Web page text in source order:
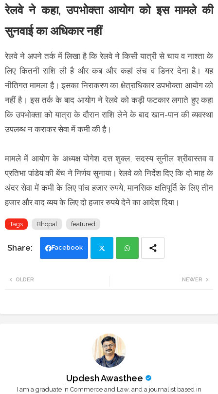
रेलवे ने कहा, उपभोक्ता आयोग को इस मामले की
सुनवाई का अधिकार नहीं
रेलवे ने अपने तर्क में लिखा है कि रेलवे ने किसी यात्री से चाय व नाश्ता के
लिए कितनी राशि ली है और कब और कहां लंच व डिनर देना है। यह
नीतिगत मामला है। इसका निराकरण का क्षेत्राधिकार उपभोक्ता आयोग को
नहीं है। इस तर्क के बाद आयोग ने रेलवे को कड़ी फटकार लगाते हुए कहा
कि उपभोक्ता को यात्रा के दौरान राशि लेने के बाद खान-पान की व्यवस्था
उपलब्ध न कराकर सेवा में कमी की है।
मामले में आयोग के अध्यक्ष योगेश दत्त शुक्ल, सदस्य सुनील श्रीवास्तव व
प्रतिभा पांडेय की बेंच ने निर्णय सुनाया। रेलवे को निर्देश दिए कि दो माह के
अंदर सेवा में कमी के लिए पांच हजार रुपये, मानसिक क्षतिपूर्ति के लिए तीन
हजार और वाद व्यय के लिए दो हजार रुपये देने का आदेश दिया।
Tags Bhopal featured
Facebook
NEWER
OLDER
Updesh Awasthee
I am a graduate in Commerce and Law, and a journalist based in